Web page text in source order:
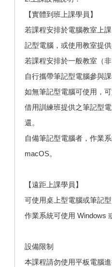
【實體到班上課學員】
若課程安排於電腦教室上
記型電腦，或使用教室提
若課程安排於一般教室（
自行攜帶筆記型電腦參與課
如無筆記型電腦可使用，
借用訓練班提供之筆記型
還。
自備筆記型電腦者，作業
macOS。
【遠距上課學員】
可使用桌上型電腦或筆記型
作業系統可使用 Windows
設備限制
本課程請勿使用平板電腦進